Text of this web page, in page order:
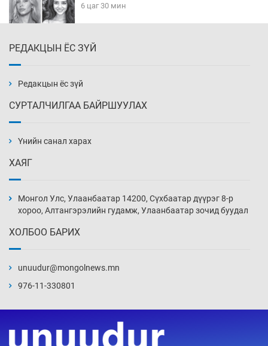
6 цаг 30 мин
7 цаг 0 мин
нэмэгджээ
7 цаг 30 мин
8 цаг 0 мин
8 цаг 30 мин
РЕДАКЦЫН ЁС ЗҮЙ
Редакцын ёс зүй
СУРТАЛЧИЛГАА БАЙРШУУЛАХ
Үнийн санал харах
ХАЯГ
Монгол Улс, Улаанбаатар 14200, Сүхбаатар дүүрэг 8-р
хороо, Алтангэрэлийн гудамж, Улаанбаатар зочид буудал
ХОЛБОО БАРИХ
unuudur@mongolnews.mn
976-11-330801